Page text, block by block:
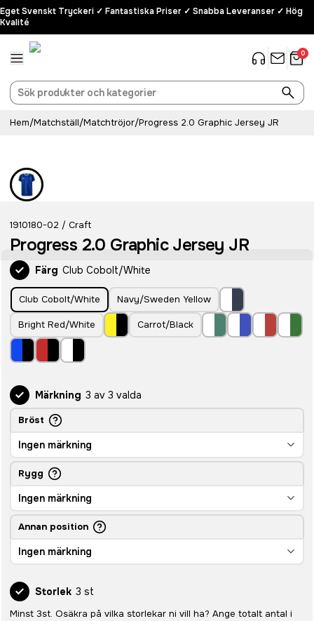
Eget Svenskt Tryckeri ✓ Fantastiska Priser ✓ Snabba Leveranser ✓ Hög
Kvalité
0
Hem/Matchställ/Matchtröjor/Progress 2.0 Graphic Jersey JR
1910180-02 / Craft
Progress 2.0 Graphic Jersey JR
Färg Club Cobolt/White
Club Cobolt/White Navy/Sweden Yellow
Bright Red/White Carrot/Black
Märkning 3 av 3 valda
Bröst
Ingen märkning
Rygg
Ingen märkning
Annan position
Ingen märkning
Storlek 3 st
Minst 3st. Osäkra på vilka storlekar ni vill ha? Ange totalt antal i